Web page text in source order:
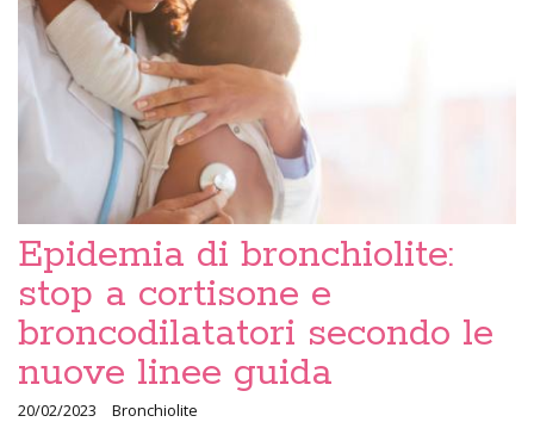
Epidemia di bronchiolite:
stop a cortisone e
broncodilatatori secondo le
nuove linee guida
20/02/2023
Bronchiolite